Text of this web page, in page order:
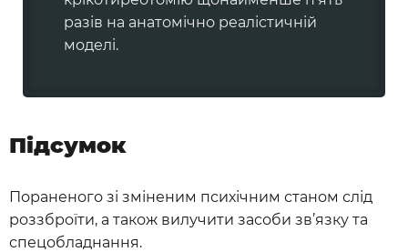
разів на анатомічно реалістичній
моделі.
Підсумок
Пораненого зі зміненим психічним станом слід
роззброїти, а також вилучити засоби зв’язку та
спецобладнання.